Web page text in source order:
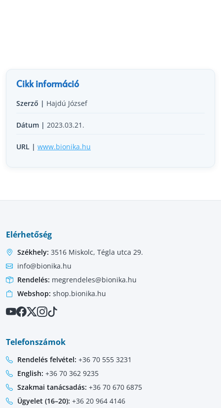
Cikk információ
Szerző | Hajdú József
Dátum | 2023.03.21.
URL | www.bionika.hu
Elérhetőség
Székhely: 3516 Miskolc, Tégla utca 29.
info@bionika.hu
Rendelés: megrendeles@bionika.hu
Webshop: shop.bionika.hu
Telefonszámok
Rendelés felvétel: +36 70 555 3231
English: +36 70 362 9235
Szakmai tanácsadás: +36 70 670 6875
Ügyelet (16–20): +36 20 964 4146